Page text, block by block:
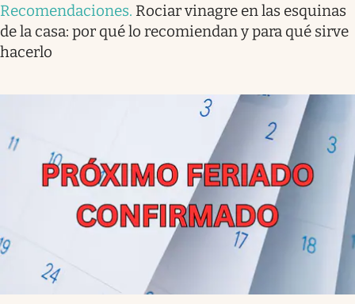
Recomendaciones. Rociar vinagre en las esquinas
de la casa: por qué lo recomiendan y para qué sirve
hacerlo